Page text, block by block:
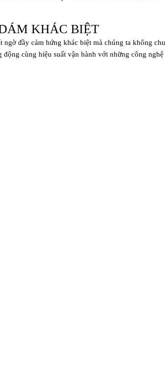
KHÁC BIỆT
đầy cảm hứng khác biệt mà chúng ta không
cùng hiệu suất vận hành với những công